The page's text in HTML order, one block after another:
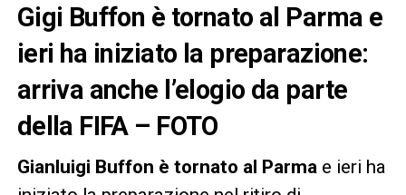
Gigi Buffon è tornato al Parma e
ieri ha iniziato la preparazione:
arriva anche l’elogio da parte
della FIFA – FOTO
Gianluigi Buffon è tornato al Parma e ieri ha